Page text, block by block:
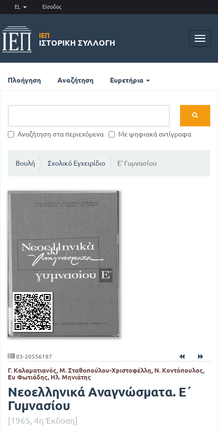
EL Είσοδος
ΙΕΠ
ΙΣΤΟΡΙΚΉ ΣΥΛΛΟΓΉ
Πλοήγηση Αναζήτηση Ευρετήρια
Αναζήτηση στα περιεχόμενα Με ψηφιακά αντίγραφα
Βουλή Σχολικό Εγχειρίδιο Ε' Γυμνασίου
03-20556187
Γ. Καλαματιανός, Μ. Σταθοπούλου-Χριστοφέλλη, Ν. Κοντόπουλος,
Ευ Φωτιάδης, Ηλ. Μηνιάτης
Νεοελληνικά Αναγνώσματα. Ε΄
Γυμνασίου
[1965, 4η Έκδοση]